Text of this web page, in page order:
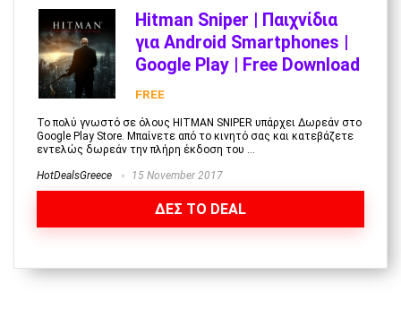
Hitman Sniper | Παιχνίδια
για Android Smartphones |
Google Play | Free Download
FREE
Το πολύ γνωστό σε όλους HITMAN SNIPER υπάρχει Δωρεάν στο
Google Play Store. Μπαίνετε από το κινητό σας και κατεβάζετε
εντελώς δωρεάν την πλήρη έκδοση του ...
HotDealsGreece 15 November 2017
ΔΕΣ ΤΟ DEAL